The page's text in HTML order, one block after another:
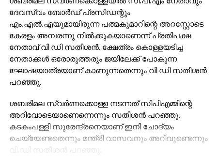
ദേവസ്വം ബോര്‍ഡ് പ്രസിഡന്റും
എം.എല്‍.എയുമായിരുന്ന പത്മകുമാറിന്റെ അറസ്റ്റോടെ
കേരളം അമ്പരന്നു നില്‍ക്കുകയാണെന്ന് പ്രതിപക്ഷ
നേതാവ് വി ഡി സതീശന്‍. ക്ഷേത്രം കൊള്ളയടിച്ച
നേതാക്കള്‍ ഒരോരുത്തരും ജയിലേക്ക് പോകുന്ന
ഘോഷയാത്രയാണ് കാണുന്നതെന്നും വി ഡി സതീശന്‍
പറഞ്ഞു.
ശബരിമല സ്വര്‍ണക്കൊള്ള നടന്നത് സിപിഎമ്മിന്റെ
അറിവോടെയാണെന്നെന്നും സതീശന്‍ പറഞ്ഞു.
കടകംപള്ളി സുരേന്ദ്രനെയാണ് ഇനി ചോദ്യം
ചെയ്യേണ്ടതെന്നും മന്ത്രി വാസവനും അറിവുണ്ടെന്നും
വി.ഡി സതീശന്‍ പറഞ്ഞു.